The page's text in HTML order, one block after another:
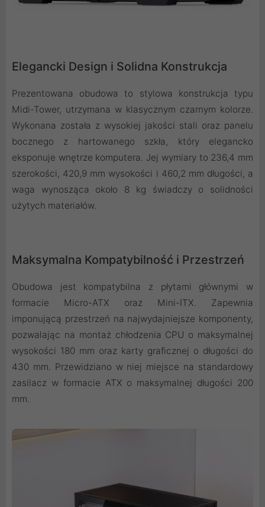
Elegancki Design i Solidna Konstrukcja
Prezentowana obudowa to stylowa konstrukcja typu
Midi-Tower, utrzymana w klasycznym czarnym kolorze.
Wykonana została z wysokiej jakości stali oraz panelu
bocznego z hartowanego szkła, który elegancko
eksponuje wnętrze komputera. Jej wymiary to 236,4 mm
szerokości, 420,9 mm wysokości i 460,2 mm długości, a
waga wynosząca około 8 kg świadczy o solidności
użytych materiałów.
Maksymalna Kompatybilność i Przestrzeń
Obudowa jest kompatybilna z płytami głównymi w
formacie Micro-ATX oraz Mini-ITX. Zapewnia
imponującą przestrzeń na najwydajniejsze komponenty,
pozwalając na montaż chłodzenia CPU o maksymalnej
wysokości 180 mm oraz karty graficznej o długości do
430 mm. Przewidziano w niej miejsce na standardowy
zasilacz w formacie ATX o maksymalnej długości 200
mm.